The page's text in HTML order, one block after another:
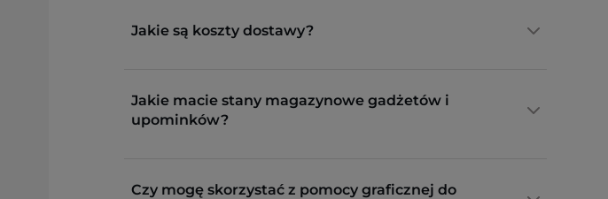
Jakie są koszty dostawy?
Jakie macie stany magazynowe gadżetów i
upominków?
Czy mogę skorzystać z pomocy graficznej do